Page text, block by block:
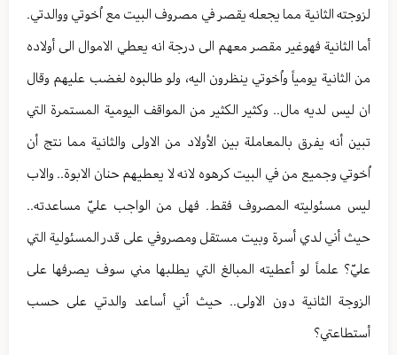
لزوجته الثانية مما يجعله يقصر في مصروف البيت مع اُخوتي ووالدتي.
أما الثانية فهوغير مقصر معهم الى درجة انه يعطي الاموال الى أولاده
من الثانية يومياً واُخوتي ينظرون اليه، ولو طالبوه لغضب عليهم وقال
ان ليس لديه مال.. وكثير الكثير من المواقف اليومية المستمرة التي
تبين أنه يفرق بالمعاملة بين الأولاد من الاولى والثانية مما نتج أن
اُخوتي وجميع من في البيت كرهوه لانه لا يعطيهم حنان الابوة.. والاب
ليس مسئوليته المصروف فقط. فهل من الواجب عليّ مساعدته..
حيث أني لدي أسرة وبيت مستقل ومصروفي على قدر المسئولية التي
عليّ؟ علماً لو أعطيته المبالغ التي يطلبها مني سوف يصرفها على
الزوجة الثانية دون الاولى.. حيث أني أساعد والدتي على حسب
أستطاعتي؟